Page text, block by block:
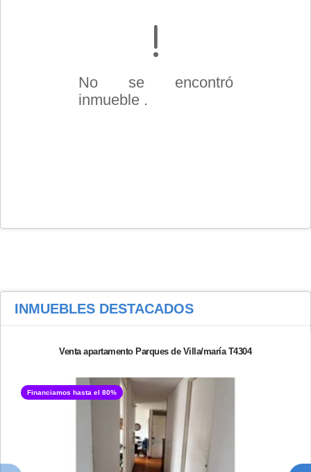
No se encontró
inmueble .
INMUEBLES DESTACADOS
Venta apartamento Parques de Villa/maría T4304
Financiamos hasta el 80%